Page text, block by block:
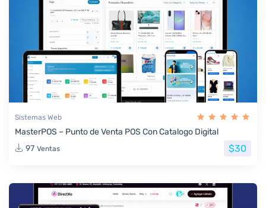
Sistemas Web
MasterPOS – Punto de Venta POS Con Catalogo Digital
97 Ventas $30